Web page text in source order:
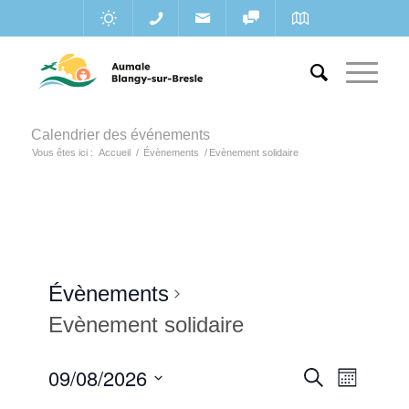
Calendrier des événements
Vous êtes ici : Accueil / Évènements / Evènement solidaire
Évènements
Evènement solidaire
Recherche
de
Mois
09/08/2026